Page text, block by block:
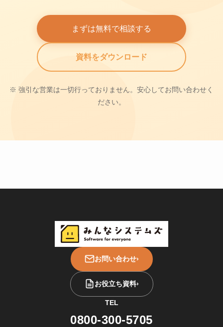
まずは無料で相談する
資料をダウンロード
※ 強引な営業は一切行っておりません。安心してお問い合わせく
ださい。
お問い合わせ›
お役立ち資料›
TEL
0800-300-5705